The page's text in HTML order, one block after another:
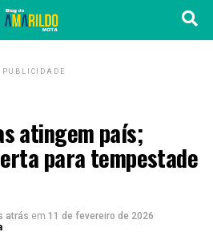
PUBLICIDADE
atingem país;
para tempestade
atrás em 11 de fevereiro de 2026